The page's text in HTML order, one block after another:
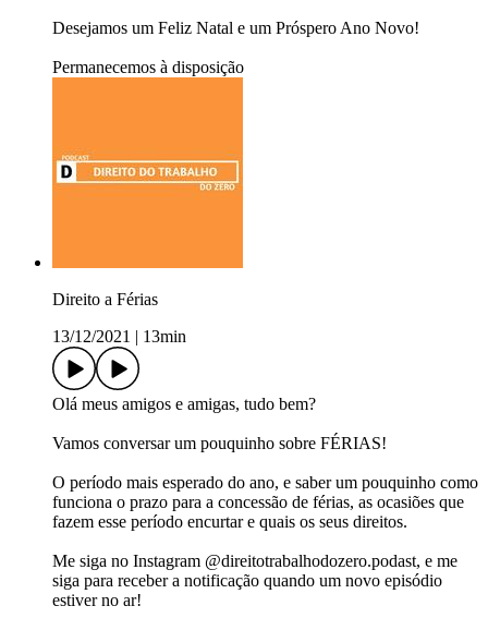
Desejamos um Feliz Natal e um Próspero Ano Novo!
Permanecemos à disposição
Direito a Férias
13/12/2021
13min
Olá meus amigos e amigas, tudo bem?
Vamos conversar um pouquinho sobre FÉRIAS!
O período mais esperado do ano, e saber um pouquinho como
funciona o prazo para a concessão de férias, as ocasiões que
fazem esse período encurtar e quais os seus direitos.
Me siga no Instagram @direitotrabalhodozero.podast, e me
siga para receber a notificação quando um novo episódio
estiver no ar!